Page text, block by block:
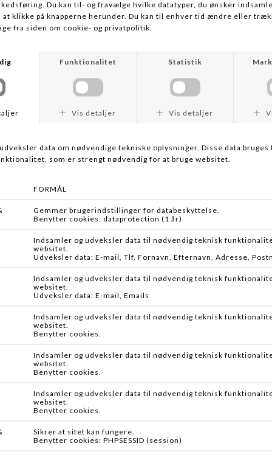
MÆRKE
NAM
Fra DKK 8.625,00
NAM
VISION
Fra DKK 4.949,95 DKK 4.349,95
FRI FRAGT VED KØB OVER 500 DKK
ÅBEN NÅR DU HAR TID!
FYSISK BUTIK I KOLDING